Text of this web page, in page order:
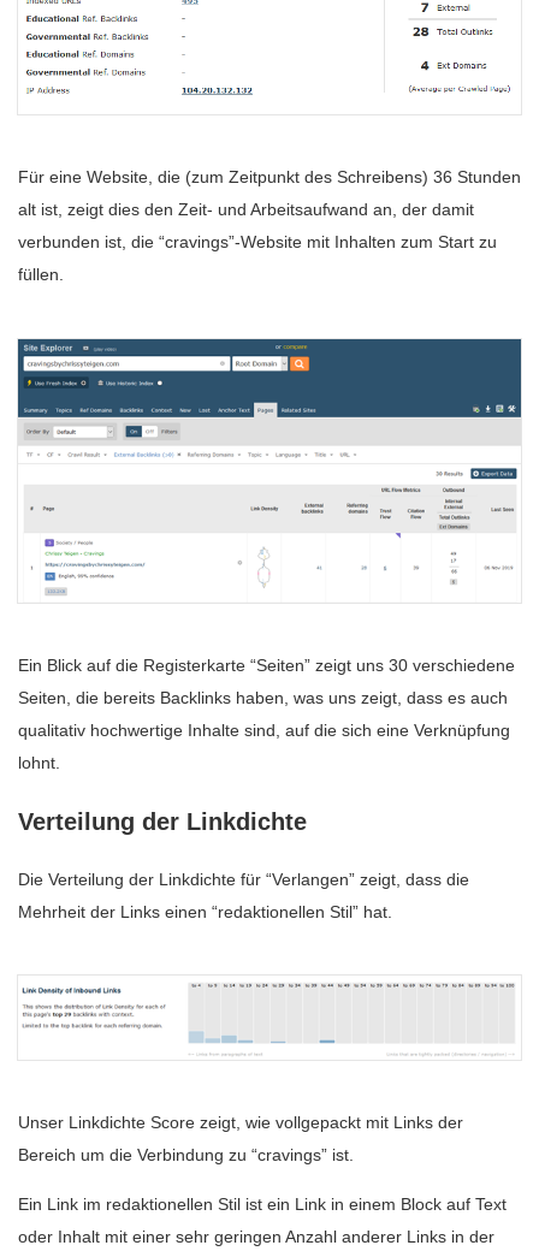
Für eine Website, die (zum Zeitpunkt des Schreibens) 36 Stunden
alt ist, zeigt dies den Zeit- und Arbeitsaufwand an, der damit
verbunden ist, die “cravings”-Website mit Inhalten zum Start zu
füllen.
Ein Blick auf die Registerkarte “Seiten” zeigt uns 30 verschiedene
Seiten, die bereits Backlinks haben, was uns zeigt, dass es auch
qualitativ hochwertige Inhalte sind, auf die sich eine Verknüpfung
lohnt.
Verteilung der Linkdichte
Die Verteilung der Linkdichte für “Verlangen” zeigt, dass die
Mehrheit der Links einen “redaktionellen Stil” hat.
Unser Linkdichte Score zeigt, wie vollgepackt mit Links der
Bereich um die Verbindung zu “cravings” ist.
Ein Link im redaktionellen Stil ist ein Link in einem Block auf Text
oder Inhalt mit einer sehr geringen Anzahl anderer Links in der